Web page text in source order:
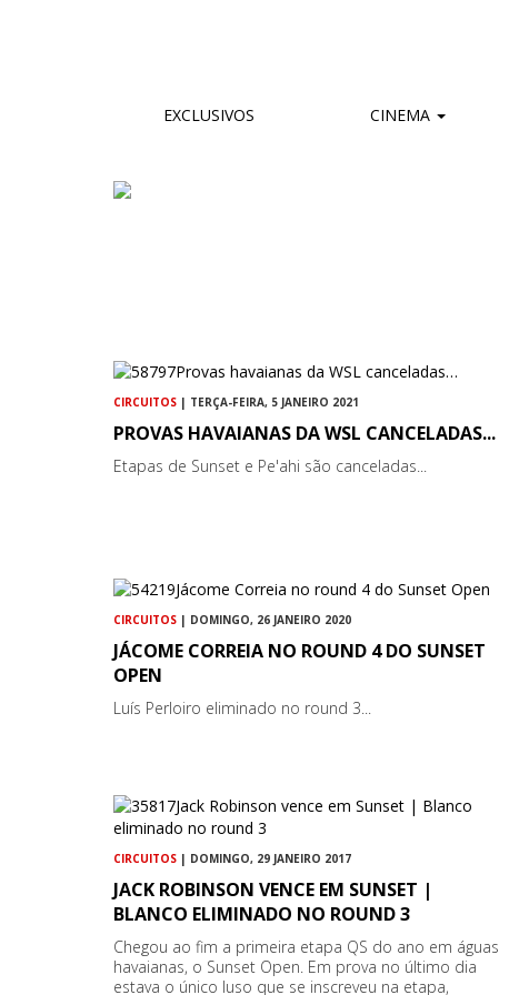
EXCLUSIVOS CINEMA
CIRCUITOS | TERÇA-FEIRA, 5 JANEIRO 2021
PROVAS HAVAIANAS DA WSL CANCELADAS...
Etapas de Sunset e Pe'ahi são canceladas...
CIRCUITOS | DOMINGO, 26 JANEIRO 2020
JÁCOME CORREIA NO ROUND 4 DO SUNSET
OPEN
Luís Perloiro eliminado no round 3...
CIRCUITOS | DOMINGO, 29 JANEIRO 2017
JACK ROBINSON VENCE EM SUNSET |
BLANCO ELIMINADO NO ROUND 3
Chegou ao fim a primeira etapa QS do ano em águas
havaianas, o Sunset Open. Em prova no último dia
estava o único luso que se inscreveu na etapa,